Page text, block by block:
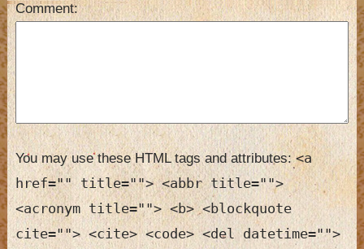
Comment
You may use these HTML tags and attributes:<a
href="" title=""> <abbr title="">
<acronym title=""> <b> <blockquote
cite=""> <cite> <code> <del datetime="">